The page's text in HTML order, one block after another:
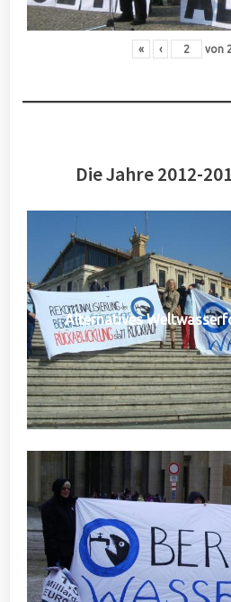
« ‹ von
Die Jahre 2012-
Alternatives